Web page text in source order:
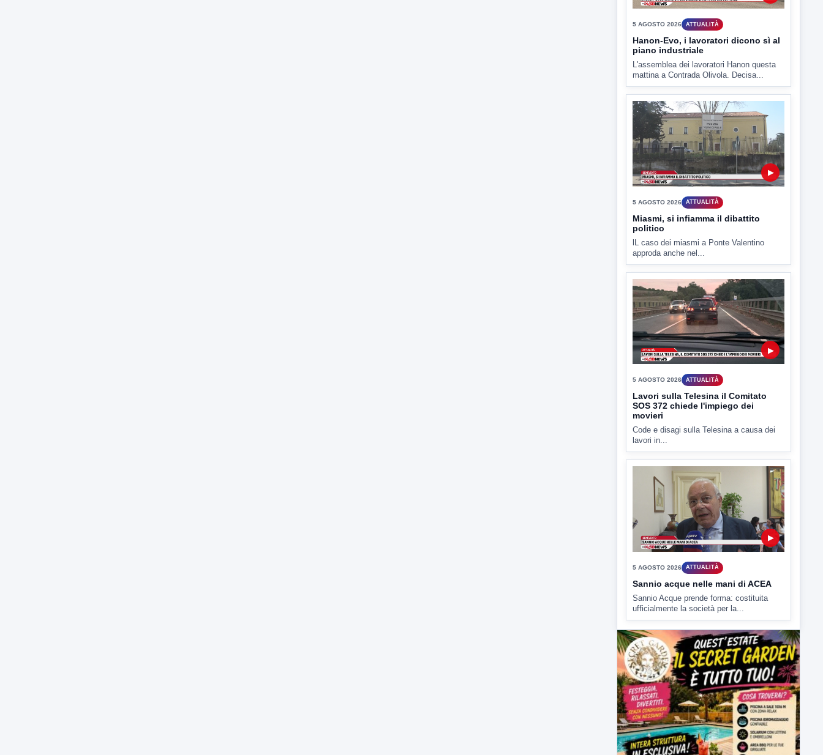
5 AGOSTO 2026 ATTUALITÀ
Hanon-Evo, i lavoratori dicono sì al
piano industriale
L'assemblea dei lavoratori Hanon questa
mattina a Contrada Olivola. Decisa...
▶
5 AGOSTO 2026 ATTUALITÀ
Miasmi, si infiamma il dibattito
politico
lL caso dei miasmi a Ponte Valentino
approda anche nel...
▶
5 AGOSTO 2026 ATTUALITÀ
Lavori sulla Telesina il Comitato
SOS 372 chiede l'impiego dei
movieri
Code e disagi sulla Telesina a causa dei
lavori in...
▶
5 AGOSTO 2026 ATTUALITÀ
Sannio acque nelle mani di ACEA
Sannio Acque prende forma: costituita
ufficialmente la società per la...